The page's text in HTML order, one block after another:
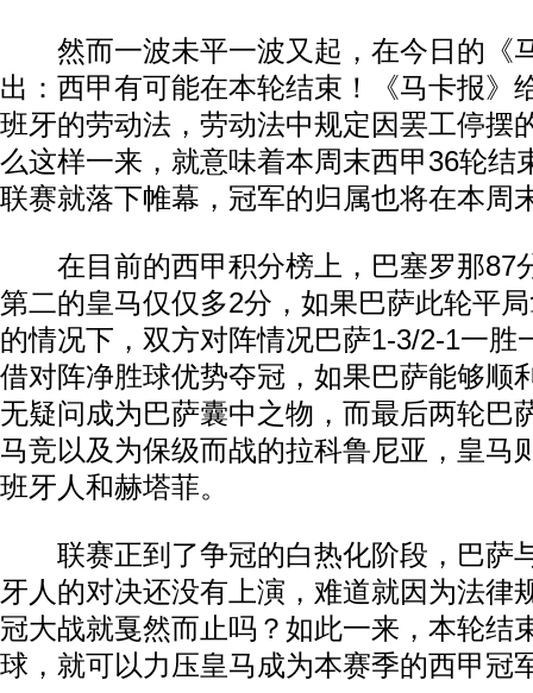
然而一波未平一波又起，在今日的《
出：西甲有可能在本轮结束！《马卡报》
班牙的劳动法，劳动法中规定因罢工停摆
么这样一来，就意味着本周末西甲36轮结
联赛就落下帷幕，冠军的归属也将在本周
在目前的西甲积分榜上，巴塞罗那87
第二的皇马仅仅多2分，如果巴萨此轮平
的情况下，双方对阵情况巴萨1-3/2-1一胜
借对阵净胜球优势夺冠，如果巴萨能够顺
无疑问成为巴萨囊中之物，而最后两轮巴
马竞以及为保级而战的拉科鲁尼亚，皇马
班牙人和赫塔菲。
联赛正到了争冠的白热化阶段，巴萨
牙人的对决还没有上演，难道就因为法律
冠大战就戛然而止吗？如此一来，本轮结
球，就可以力压皇马成为本赛季的西甲冠
动物系恋人啊 | 钟欣潼体验爱情哲学 南